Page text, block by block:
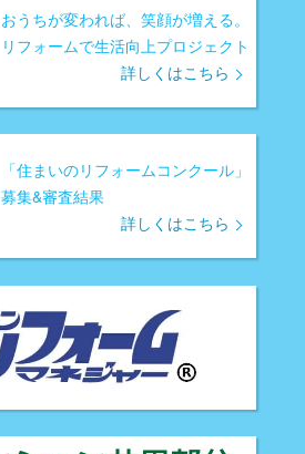
おうちが変われば、笑顔が増える。
リフォームで生活向上プロジェクト
詳しくはこちら
「住まいのリフォームコンクール」
募集&審査結果
詳しくはこちら